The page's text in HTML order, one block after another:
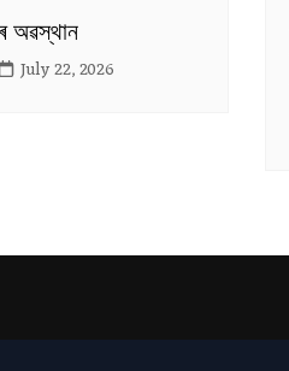
অৱস্থান
July 22, 2026